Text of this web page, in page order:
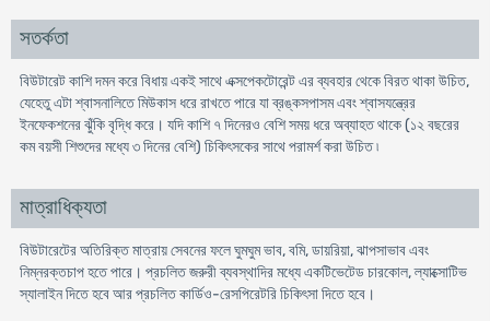
সতর্কতা
বিউটারেট কাশি দমন করে বিধায় একই সাথে এক্সপেকটোরেন্ট এর ব্যবহার থেকে বিরত থাকা উচিত,
যেহেতু এটা শ্বাসনালিতে মিউকাস ধরে রাখতে পারে যা ব্রঙ্কসপাসম এবং শ্বাসযন্ত্রের
ইনফেকশনের ঝুঁকি বৃদ্ধি করে। যদি কাশি ৭ দিনেরও বেশি সময় ধরে অব্যাহত থাকে (১২ বছরের
কম বয়সী শিশুদের মধ্যে ৩ দিনের বেশি) চিকিৎসকের সাথে পরামর্শ করা উচিত ৷
মাত্রাধিক্যতা
বিউটারেটের অতিরিক্ত মাত্রায় সেবনের ফলে ঘুমঘুম ভাব, বমি, ডায়রিয়া, ঝাপসাভাব এবং
নিম্নরক্তচাপ হতে পারে। প্রচলিত জরুরী ব্যবস্থাদির মধ্যে একটিভেটেড চারকোল, ল্যাক্সোটিভ
স্যালাইন দিতে হবে আর প্রচলিত কার্ডিও-রেসপিরেটরি চিকিৎসা দিতে হবে।